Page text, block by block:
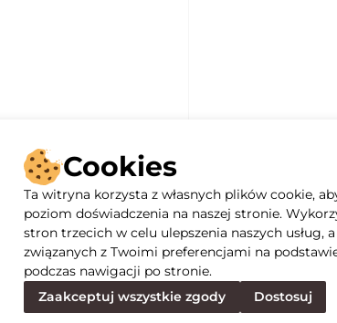
Cookies
Ta witryna korzysta z własnych plików cookie,
poziom doświadczenia na naszej stronie.
stron trzecich w celu ulepszenia naszych usług,
związanych z Twoimi preferencjami na
podczas nawigacji po stronie.
Zaakceptuj wszystkie zgody
Dostosuj